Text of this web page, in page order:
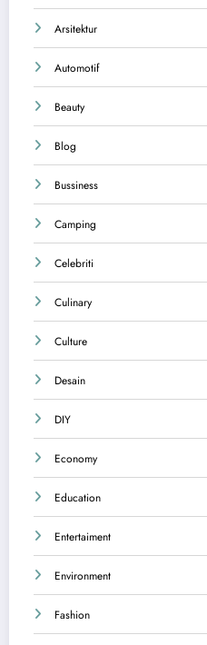
Arsitektur
Automotif
Beauty
Blog
Bussiness
Camping
Celebriti
Culinary
Culture
Desain
DIY
Economy
Education
Entertaiment
Environment
Fashion